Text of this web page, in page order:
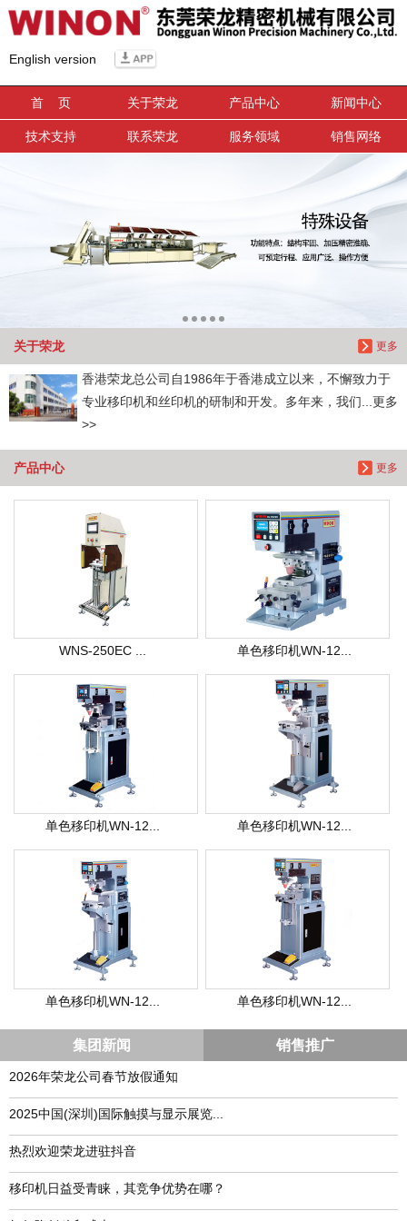
English version
首 页 关于荣龙 产品中心 新闻中心
技术支持 联系荣龙 服务领域 销售网络
更多
关于荣龙
香港荣龙总公司自1986年于香港成立以来，不懈致力于
专业移印机和丝印机的研制和开发。多年来，我们...更多
>>
更多
产品中心
WNS-250EC ... 单色移印机WN-12...
单色移印机WN-12... 单色移印机WN-12...
单色移印机WN-12... 单色移印机WN-12...
集团新闻 销售推广
2026年荣龙公司春节放假通知
​2025中国(深圳)国际触摸与显示展览...
热烈欢迎荣龙进驻抖音
移印机日益受青睐，其竞争优势在哪？
信息搜索
搜索